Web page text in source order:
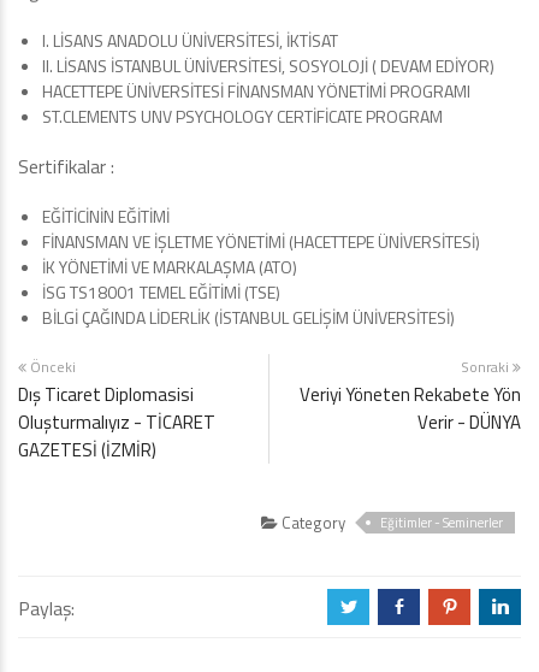
I. LİSANS ANADOLU ÜNİVERSİTESİ, İKTİSAT
II. LİSANS İSTANBUL ÜNİVERSİTESİ, SOSYOLOJİ ( DEVAM EDİYOR)
HACETTEPE ÜNİVERSİTESİ FİNANSMAN YÖNETİMİ PROGRAMI
ST.CLEMENTS UNV PSYCHOLOGY CERTİFİCATE PROGRAM
Sertifikalar :
EĞİTİCİNİN EĞİTİMİ
FİNANSMAN VE İŞLETME YÖNETİMİ (HACETTEPE ÜNİVERSİTESİ)
İK YÖNETİMİ VE MARKALAŞMA (ATO)
İSG TS18001 TEMEL EĞİTİMİ (TSE)
BİLGİ ÇAĞINDA LİDERLİK (İSTANBUL GELİŞİM ÜNİVERSİTESİ)
Önceki
Dış Ticaret Diplomasisi
Oluşturmalıyız - TİCARET
GAZETESİ (İZMİR)
Sonraki
Veriyi Yöneten Rekabete Yön
Verir - DÜNYA
Category Eğitimler - Seminerler
Paylaş: a b d j